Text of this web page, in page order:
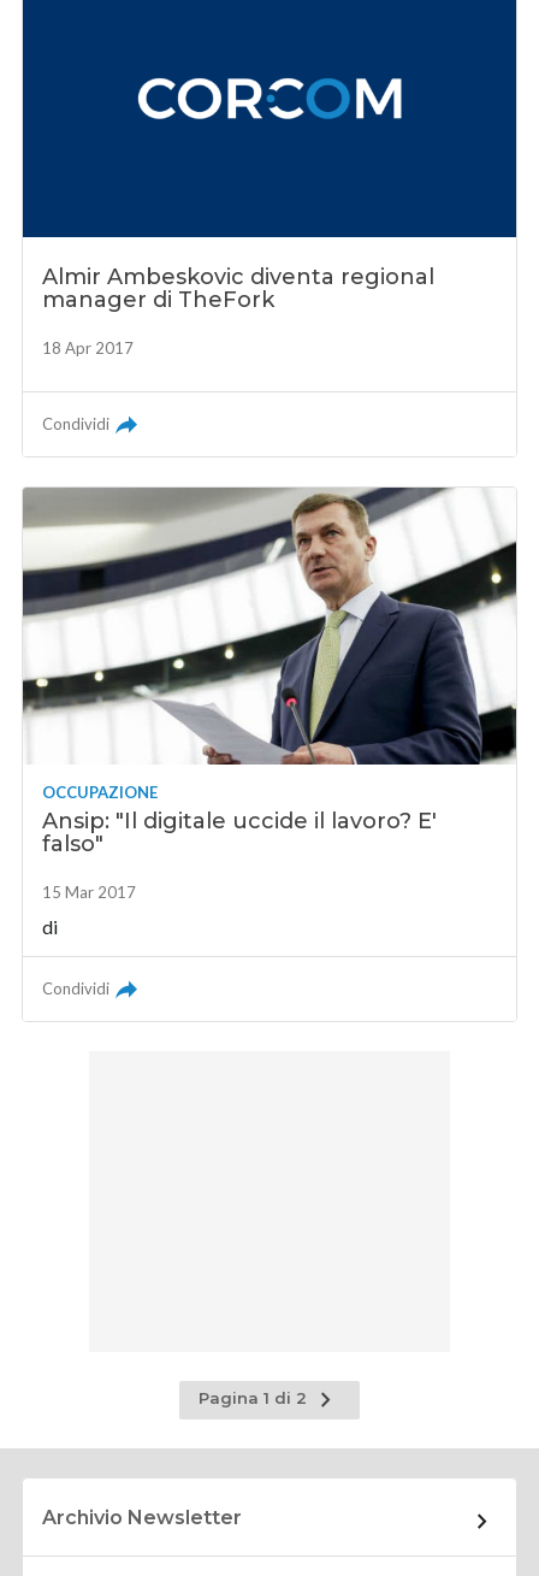
Almir Ambeskovic diventa regional
manager di TheFork
18 Apr 2017
Condividi
OCCUPAZIONE
Ansip: "Il digitale uccide il lavoro? E'
falso"
15 Mar 2017
di
Condividi
Pagina 1 di 2
Pagina
successiva
Archivio Newsletter